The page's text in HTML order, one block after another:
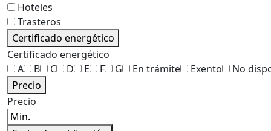
Hoteles
Trasteros
Certificado energético
Certificado energético
A
B C D E F G En trámite Exento
No
Precio
Precio